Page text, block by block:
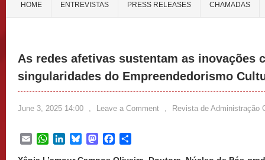
HOME ENTREVISTAS PRESS RELEASES CHAMADAS
As redes afetivas sustentam as inovações
singularidades do Empreendedorismo
June 3, 2025 14:00 , Leave a Comment , Revista de Administração
EmailWhatsApp
LinkedInBlueskyMastodonFacebook